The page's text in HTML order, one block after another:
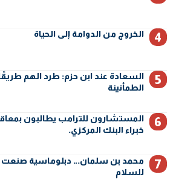
الخروج من الدوامة إلى الحياة
السعادة عند ابن حزم: طرد الهم طريقًا
الطمأنينة
المستشارون للترامب يطالبون
خبراء البنك المركزي.
محمد بن سلمان… دبلوماسية صنعت
للسلام